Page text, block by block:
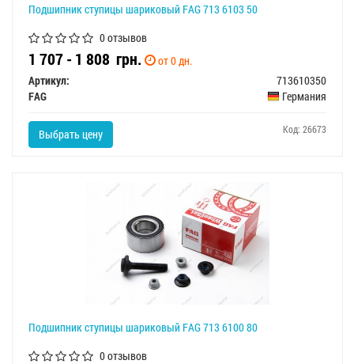
Подшипник ступицы шариковый FAG 713 6103 50
0 отзывов
1 707 - 1 808 грн.
от 0 дн.
Артикул:
713610350
FAG
Германия
Выбрать цену Код: 26673
Подшипник ступицы шариковый FAG 713 6100 80
0 отзывов